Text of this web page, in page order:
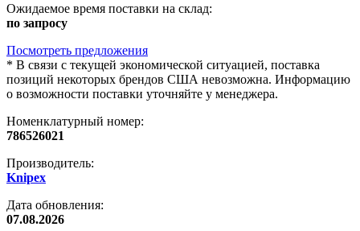
Ожидаемое время поставки на склад:
по запросу
Посмотреть предложения
* В связи с текущей экономической ситуацией, поставка
позиций некоторых брендов США невозможна. Информацию
о возможности поставки уточняйте у менеджера.
Номенклатурный номер:
786526021
Производитель:
Knipex
Дата обновления:
07.08.2026